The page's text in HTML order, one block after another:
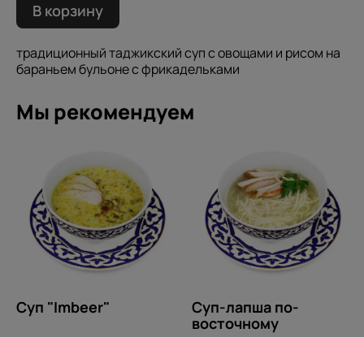
В корзину
традиционный таджикский суп с овощами и рисом на
бараньем бульоне с фрикадельками
Мы рекомендуем
Суп "Imbeer"
Суп-лапша по-
восточному